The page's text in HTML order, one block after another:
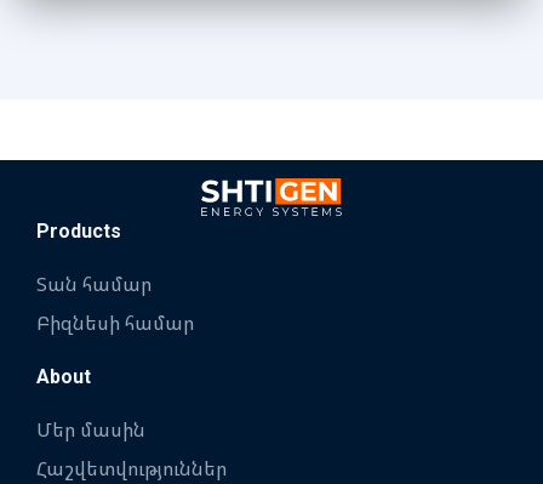
Products
Տան համար
Բիզնեսի համար
About
Մեր մասին
Հաշվետվություններ